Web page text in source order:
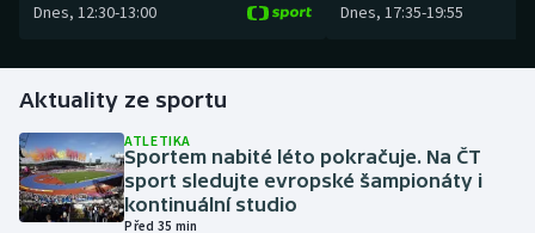
Florbal
Golf
Gymnastika
Dnes, 12:30-13:00 Dnes, 17:35-19:55
Aktuality ze sportu
ATLETIKA
Sportem nabité léto pokračuje. Na ČT
sport sledujte evropské šampionáty i
kontinuální studio
Před 35 min